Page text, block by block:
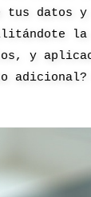
tus datos
la
y